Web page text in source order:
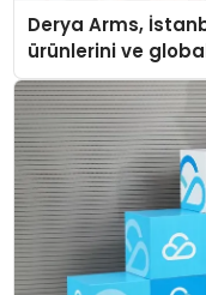
Derya Arms,
ürünlerini ve